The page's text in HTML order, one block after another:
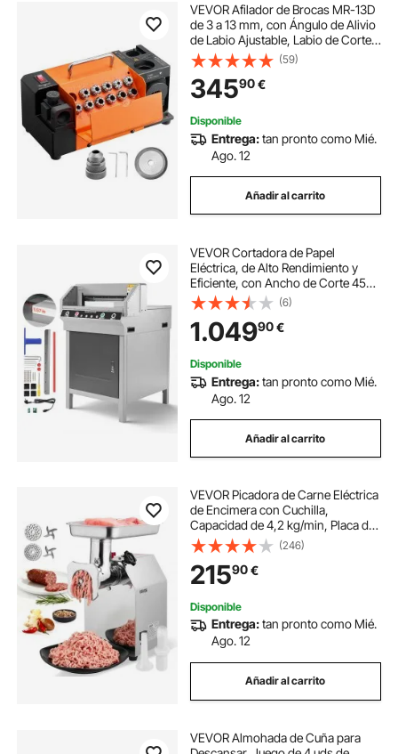
VEVOR Afilador de Brocas MR-13D
de 3 a 13 mm, con Ángulo de Alivio
de Labio Ajustable, Labio de Corte
Frontal y Ángulo de Punta 95° a
135°, 4600 RPM, 11 Pinzas y Muela
de CBN, 290 x 140 x 160 mm
(59)
34590€
Disponible
Entrega:tan pronto como Mié.
Ago. 12
Añadir al carrito
VEVOR Cortadora de Papel
Eléctrica, de Alto Rendimiento y
Eficiente, con Ancho de Corte 45
cm y Grosor de Corte 4 cm, Incluye
Función Infrarroja, Cuchilla de
Repuesto y 500 W, 650 x 770 x 1010
mm
(6)
1.04990€
Disponible
Entrega:tan pronto como Mié.
Ago. 12
Añadir al carrito
VEVOR Picadora de Carne Eléctrica
de Encimera con Cuchilla,
Capacidad de 4,2 kg/min, Placa de
Molienda, Máquina para Hacer
Salchichas, Acero Inoxidable para
Cocina y Restaurante, 430 x 248 x
440 mm
(246)
21590€
Disponible
Entrega:tan pronto como Mié.
Ago. 12
Añadir al carrito
VEVOR Almohada de Cuña para